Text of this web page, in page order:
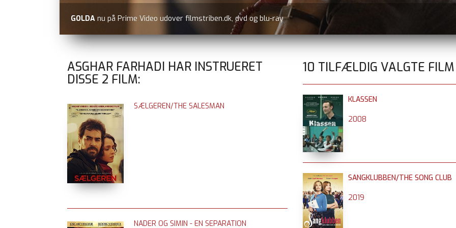
GOLDA nu på Prime Video udover filmstriben.dk, dvd og blu-ray
ASGHAR FARHADI HAR INSTRUERET
DISSE 2 FILM:
SÆLGEREN/THE SALESMAN
NADER OG SIMIN - EN SEPARATION
10 TILFÆLDIG VALGTE FILM
KLASSEN
2008
SANGKLUBBEN/THE SONG CLUB
2019